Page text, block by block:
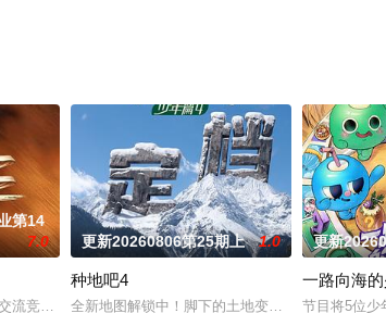
第六季暖心回归！恋综IP携“恋爱旅行季”而来，单身男女
第14
7.0
流竞技节目。节目集结全球实力唱将，在每周的直播比拼
更新20260806第25期上 1.0
种地吧4
全新地图解锁中！脚下的土地变了，但十个勤天那
更新
一路向海
节目将5位少